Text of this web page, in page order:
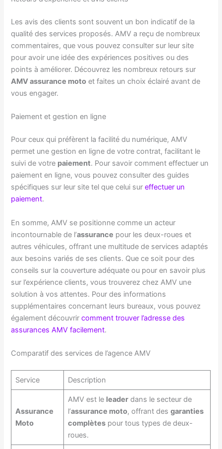
Les avis des clients sont souvent un bon indicatif de la
qualité des services proposés. AMV a reçu de nombreux
commentaires, que vous pouvez consulter sur leur site
pour avoir une idée des expériences positives ou des
points à améliorer. Découvrez les nombreux retours sur
AMV assurance moto et faites un choix éclairé avant de
vous engager.
Paiement et gestion en ligne
Pour ceux qui préfèrent la facilité du numérique, AMV
permet une gestion en ligne de votre contrat, facilitant le
suivi de votre paiement. Pour savoir comment effectuer un
paiement en ligne, vous pouvez consulter des guides
spécifiques sur leur site tel que celui sureffectuer un
paiement.
En somme, AMV se positionne comme un acteur
incontournable de l’assurance pour les deux-roues et
autres véhicules, offrant une multitude de services adaptés
aux besoins variés de ses clients. Que ce soit pour des
conseils sur la couverture adéquate ou pour en savoir plus
sur l’expérience clients, vous trouverez chez AMV une
solution à vos attentes. Pour des informations
supplémentaires concernant leurs bureaux, vous pouvez
également découvrircomment trouver l’adresse des
assurances AMV facilement.
Comparatif des services de l’agence AMV
Service Description
Assurance
Moto
AMV est le leaderdans le secteur de
l’assurance moto, offrant des garanties
complètespour tous types de deux-
roues.